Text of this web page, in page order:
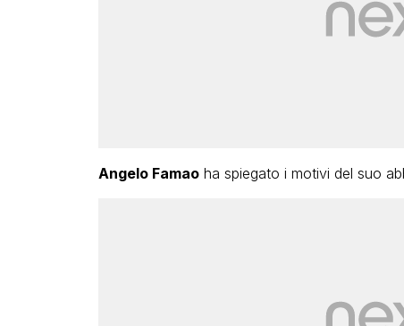
Angelo Famaoha spiegato i motivi del suo